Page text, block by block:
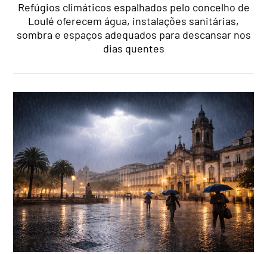
Refúgios climáticos espalhados pelo concelho de
Loulé oferecem água, instalações sanitárias,
sombra e espaços adequados para descansar nos
dias quentes